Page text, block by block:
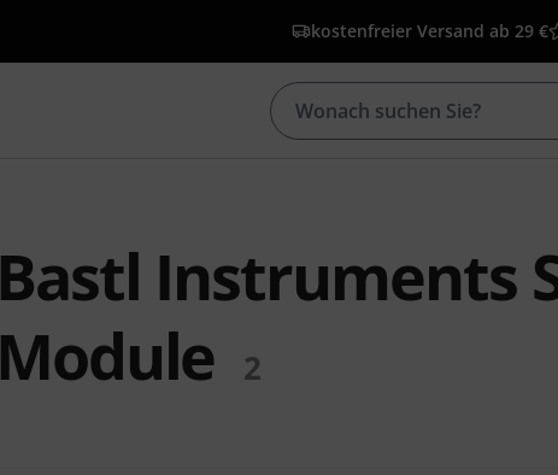
kostenfreier Versand ab 29 €
Bastl Instruments
Module
2